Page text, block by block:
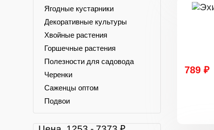
Ягодные кустарники
Декоративные культуры
Хвойные растения
Горшечные растения
Полезности для садовода
Черенки
Саженцы оптом
Подвои
789 ₽